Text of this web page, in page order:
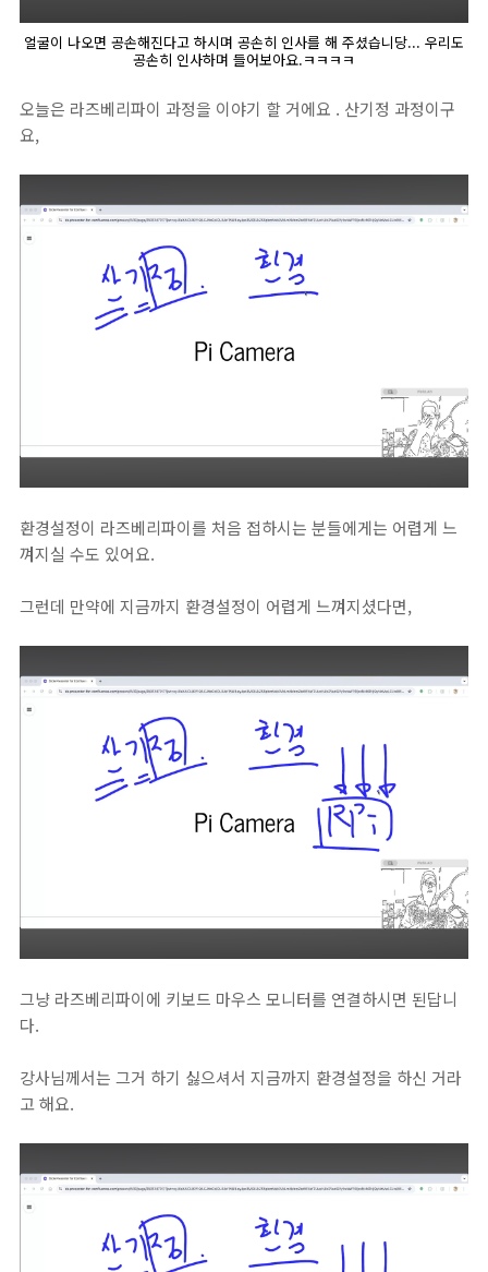
얼굴이 나오면 공손해진다고 하시며 공손히 인사를 해 주셨습니당... 우리도
공손히 인사하며 들어보아요.ㅋㅋㅋㅋ
오늘은 라즈베리파이 과정을 이야기 할 거에요 . 산기정 과정이구
요,
환경설정이 라즈베리파이를 처음 접하시는 분들에게는 어렵게 느
껴지실 수도 있어요.
그런데 만약에 지금까지 환경설정이 어렵게 느껴지셨다면,
그냥 라즈베리파이에 키보드 마우스 모니터를 연결하시면 된답니
다.
강사님께서는 그거 하기 싫으셔서 지금까지 환경설정을 하신 거라
고 해요.